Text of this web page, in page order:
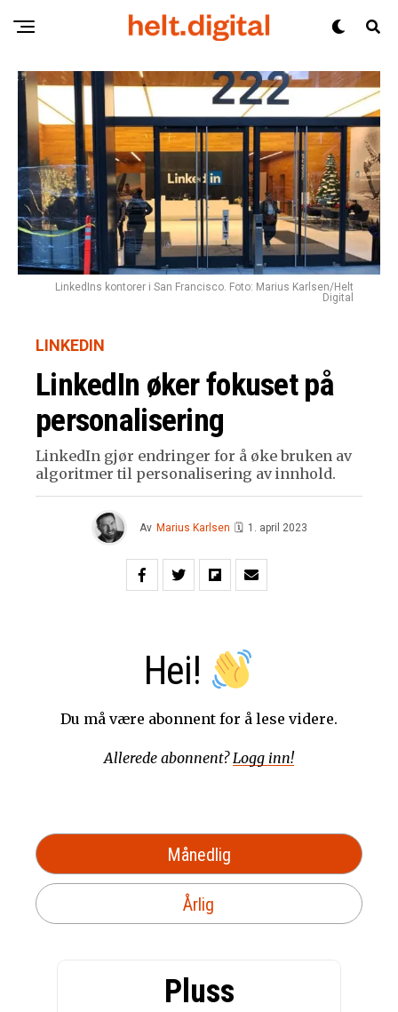
LinkedIns kontorer i San Francisco. Foto: Marius Karlsen/Helt
Digital
LINKEDIN
LinkedIn øker fokuset på
personalisering
LinkedIn gjør endringer for å øke bruken av
algoritmer til personalisering av innhold.
Av Marius Karlsen 🗓 1. april 2023
Hei!
Du må være abonnent for å lese videre.
Allerede abonnent?Logg inn!
Månedlig
Årlig
Pluss